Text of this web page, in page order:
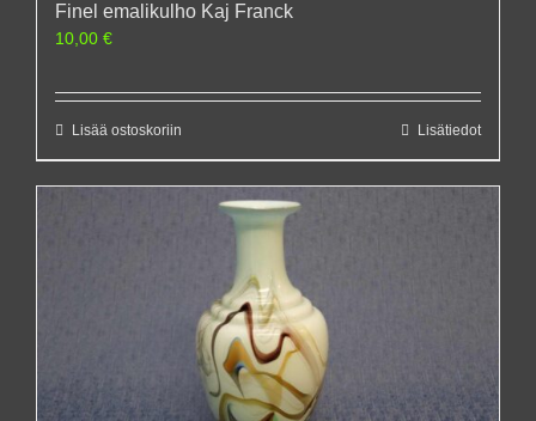
Finel emalikulho Kaj Franck
10,00 €
Lisää ostoskoriin Lisätiedot